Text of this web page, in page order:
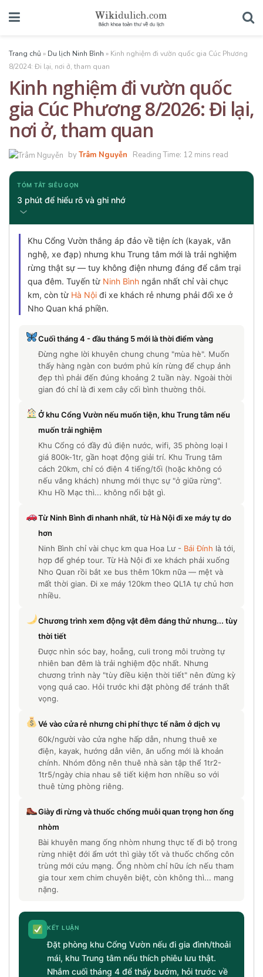
Trang chủ » Du lịch Ninh Bình » Kinh nghiệm đi vườn quốc gia Cúc Phương
8/2024: Đi lại, nơi ở, tham quan
Kinh nghiệm đi vườn quốc
gia Cúc Phương 8/2026: Đi lại,
nơi ở, tham quan
byTrâm Nguyễn Reading Time: 12 mins read
TÓM TẮT SIÊU GỌN
3 phút để hiểu rõ và ghi nhớ
Khu Cổng Vườn thắng áp đảo về tiện ích (kayak, văn
nghệ, xe đạp) nhưng khu Trung tâm mới là trải nghiệm
rừng thật sự — tuy không điện nhưng đáng để cắm trại
qua đêm. Tuyến từ Ninh Bình ngắn nhất chỉ vài chục
km, còn từ Hà Nội đi xe khách rẻ nhưng phải đổi xe ở
Nho Quan khá phiền.
Cuối tháng 4 - đầu tháng 5 mới là thời điểm vàng
Đừng nghe lời khuyên chung chung "mùa hè". Muốn
thấy hàng ngàn con bướm phủ kín rừng để chụp ảnh
đẹp thì phải đến đúng khoảng 2 tuần này. Ngoài thời
gian đó chỉ là đi xem cây cối bình thường thôi.
Ở khu Cổng Vườn nếu muốn tiện, khu Trung tâm nếu
muốn trải nghiệm
Khu Cổng có đầy đủ điện nước, wifi, 35 phòng loại I
giá 800k-1tr, gần hoạt động giải trí. Khu Trung tâm
cách 20km, chỉ có điện 4 tiếng/tối (hoặc không có
nếu vắng khách) nhưng mới thực sự "ở giữa rừng".
Khu Hồ Mạc thì... không nổi bật gì.
Từ Ninh Bình đi nhanh nhất, từ Hà Nội đi xe máy tự do
hơn
Ninh Bình chỉ vài chục km qua Hoa Lư - Bái Đính là tới,
hợp để ghép tour. Từ Hà Nội đi xe khách phải xuống
Nho Quan rồi bắt xe bus thêm 10km nữa — mệt và
mất thời gian. Đi xe máy 120km theo QL1A tự chủ hơn
nhiều.
Chương trình xem động vật đêm đáng thử nhưng... tùy
thời tiết
Được nhìn sóc bay, hoẵng, culi trong môi trường tự
nhiên ban đêm là trải nghiệm độc nhất. Nhưng
chương trình này "tùy điều kiện thời tiết" nên đừng kỳ
vọng quá cao. Hỏi trước khi đặt phòng để tránh thất
vọng.
Vé vào cửa rẻ nhưng chi phí thực tế nằm ở dịch vụ
60k/người vào cửa nghe hấp dẫn, nhưng thuê xe
điện, kayak, hướng dẫn viên, ăn uống mới là khoản
chính. Nhóm đông nên thuê nhà sàn tập thể 1tr2-
1tr5/ngày chia nhau sẽ tiết kiệm hơn nhiều so với
thuê từng phòng riêng.
Giày đi rừng và thuốc chống muỗi quan trọng hơn ống
nhòm
Bài khuyên mang ống nhòm nhưng thực tế đi bộ trong
rừng nhiệt đới ẩm ướt thì giày tốt và thuốc chống côn
trùng mới cứu mạng. Ống nhòm chỉ hữu ích nếu tham
gia tour xem chim chuyên biệt, còn không thì... mang
nặng.
KẾT LUẬN
Đặt phòng khu Cổng Vườn nếu đi gia đình/thoải
mái, khu Trung tâm nếu thích phiêu lưu thật.
Nhắm cuối tháng 4 để thấy bướm, hỏi trước về